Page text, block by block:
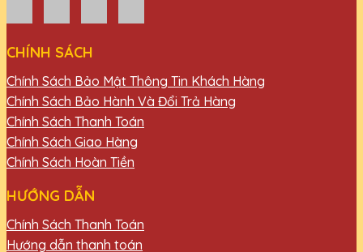
CHÍNH SÁCH
Chính Sách Bảo Mật Thông Tin Khách Hàng
Chính Sách Bảo Hành Và Đổi Trả Hàng
Chính Sách Thanh Toán
Chính Sách Giao Hàng
Chính Sách Hoàn Tiền
HƯỚNG DẪN
Chính Sách Thanh Toán
Hướng dẫn thanh toán